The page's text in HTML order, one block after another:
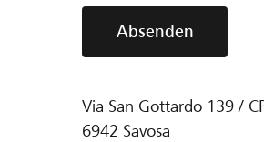
Absenden
Via San Gottardo 139 /
6942 Savosa